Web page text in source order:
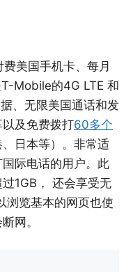
美国手机卡、每月
Mobile的4G LTE 和
、无限美国通话和发
及免费拨打60多个
、日本等）。非常适
际电话的用户。此
1GB， 还会享受无
浏览基本的网页也使
网。